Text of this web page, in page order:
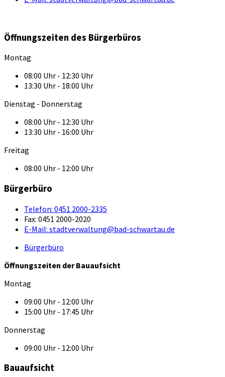
Öffnungszeiten des Bürgerbüros
Montag
08:00 Uhr - 12:30 Uhr
13:30 Uhr - 18:00 Uhr
Dienstag - Donnerstag
08:00 Uhr - 12:30 Uhr
13:30 Uhr - 16:00 Uhr
Freitag
08:00 Uhr - 12:00 Uhr
Bürgerbüro
Telefon: 0451 2000-2335
Fax: 0451 2000-2020
E-Mail: stadtverwaltung@bad-schwartau.de
Bürgerbüro
Öffnungszeiten der Bauaufsicht
Montag
09:00 Uhr - 12:00 Uhr
15:00 Uhr - 17:45 Uhr
Donnerstag
09:00 Uhr - 12:00 Uhr
Bauaufsicht